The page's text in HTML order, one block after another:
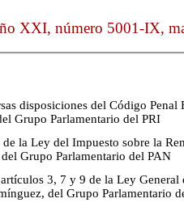
XXI, número 5001-IX,
disposiciones del Código Penal
Grupo Parlamentario del PRI
la Ley del Impuesto sobre la
Grupo Parlamentario del PAN
3, 7 y 9 de la Ley General
del Grupo Parlamentario